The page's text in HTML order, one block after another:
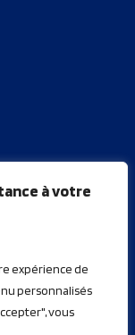
à votre
expérience de
personnalisés
vous
à Vendin-